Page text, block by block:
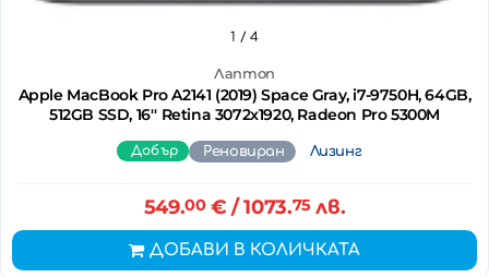
Лаптоп
Apple MacBook Pro A2141 (2019) Space Gray, i7-9750H, 64GB,
512GB SSD, 16'' Retina 3072x1920, Radeon Pro 5300M
1 / 4
Добър Реновиран Лизинг
549.00€ / 1073.75лв.
ДОБАВИ В КОЛИЧКАТА